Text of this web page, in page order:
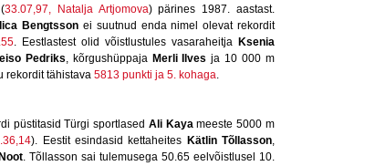
33.07,97, Natalja Artjomova) pärines 1987. aastast.
Bengtsson ei suutnud enda nimel olevat rekordit
. Eestlastest olid võistlustules vasaraheitja Ksenia
Pedriks, kõrgushüppaja Merli Ilves ja 10 000 m
rekordit tähistava 5813 punkti ja 5. kohaga.
püstitasid Türgi sportlased Ali Kayameeste 5000 m
). Eestit esindasid kettaheites Kätlin Tõllasson,
. Tõllasson sai tulemusega 50.65 eelvõistlusel 10.